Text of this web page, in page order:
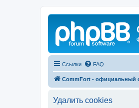
Ссылки FAQ
CommFort - официальный
Удалить cookies